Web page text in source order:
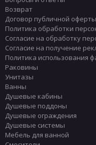
Возврат
Договор публичной оферты
Политика обработки
Согласие на обработку
Согласие на получение
Политика использования
Раковины
Унитазы
Ванны
Душевые кабины
Душевые поддоны
Душевые ограждения
Душевые системы
Мебель для ванной